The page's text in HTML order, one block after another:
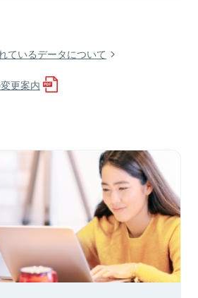
ているデータについて
更案内